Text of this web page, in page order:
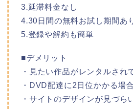
3.延滞料金なし
4.30日間の無料お試し期間あ
5.登録や解約も簡単
■デメリット
・見たい作品がレンタルされ
・DVD配達に2日位かかる場
・サイトのデザインが見づら